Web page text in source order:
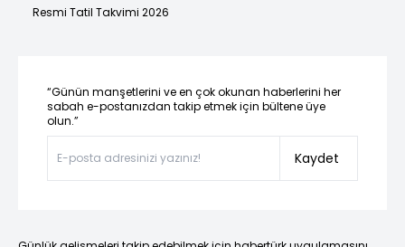
Resmi Tatil Takvimi 2026
“Günün manşetlerini ve en çok okunan haberlerini her
sabah e-postanızdan takip etmek için bültene üye
olun.”
Kaydet